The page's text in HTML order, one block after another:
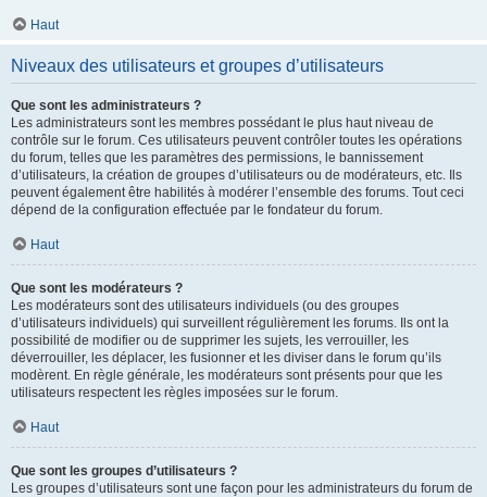
Haut
Niveaux des utilisateurs et groupes d’utilisateurs
Que sont les administrateurs ?
Les administrateurs sont les membres possédant le plus haut niveau de
contrôle sur le forum. Ces utilisateurs peuvent contrôler toutes les opérations
du forum, telles que les paramètres des permissions, le bannissement
d’utilisateurs, la création de groupes d’utilisateurs ou de modérateurs, etc. Ils
peuvent également être habilités à modérer l’ensemble des forums. Tout ceci
dépend de la configuration effectuée par le fondateur du forum.
Haut
Que sont les modérateurs ?
Les modérateurs sont des utilisateurs individuels (ou des groupes
d’utilisateurs individuels) qui surveillent régulièrement les forums. Ils ont la
possibilité de modifier ou de supprimer les sujets, les verrouiller, les
déverrouiller, les déplacer, les fusionner et les diviser dans le forum qu’ils
modèrent. En règle générale, les modérateurs sont présents pour que les
utilisateurs respectent les règles imposées sur le forum.
Haut
Que sont les groupes d’utilisateurs ?
Les groupes d’utilisateurs sont une façon pour les administrateurs du forum de